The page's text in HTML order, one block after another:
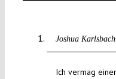
Joshua Karlsbach
Ich vermag